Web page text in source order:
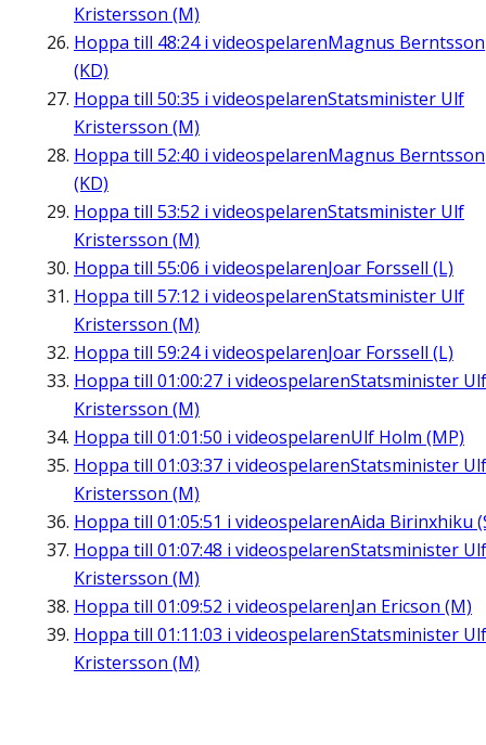
Kristersson (M)
Hoppa till 48:24i videospelarenMagnus Berntsson
(KD)
Hoppa till 50:35 i videospelarenStatsminister Ulf
Kristersson (M)
Hoppa till 52:40 i videospelarenMagnus Berntsson
(KD)
Hoppa till 53:52 i videospelarenStatsminister Ulf
Kristersson (M)
Hoppa till 55:06 i videospelarenJoar Forssell (L)
Hoppa till 57:12 i videospelarenStatsminister Ulf
Kristersson (M)
Hoppa till 59:24i videospelarenJoar Forssell (L)
Hoppa till 01:00:27 i videospelarenStatsminister Ulf
Kristersson (M)
Hoppa till 01:01:50 i videospelarenUlf Holm (MP)
Hoppa till 01:03:37 i videospelarenStatsminister Ulf
Kristersson (M)
Hoppa till 01:05:51 i videospelarenAida Birinxhiku
Hoppa till 01:07:48 i videospelarenStatsminister Ulf
Kristersson (M)
Hoppa till 01:09:52 i videospelarenJan Ericson (M)
Hoppa till 01:11:03 i videospelarenStatsminister Ulf
Kristersson (M)